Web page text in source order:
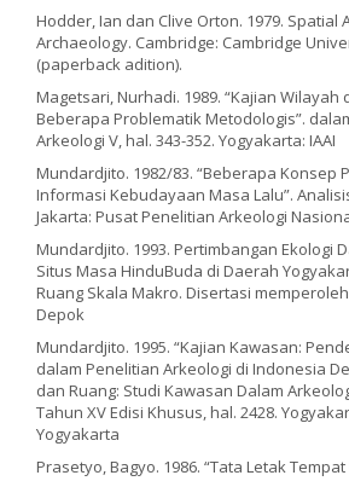
Hodder, Ian dan Clive Orton. 1979. Spatial
Archaeology. Cambridge: Cambridge
(paperback adition).
Magetsari, Nurhadi. 1989. “Kajian Wilayah
Beberapa Problematik Metodologis”.
Arkeologi V, hal. 343-352. Yogyakarta: IAAI
Mundardjito. 1982/83. “Beberapa Konsep
Informasi Kebudayaan Masa Lalu”.
Jakarta: Pusat Penelitian Arkeologi
Mundardjito. 1993. Pertimbangan Ekologi
Situs Masa HinduBuda di Daerah
Ruang Skala Makro. Disertasi
Depok
Mundardjito. 1995. “Kajian Kawasan:
dalam Penelitian Arkeologi di Indonesia
dan Ruang: Studi Kawasan Dalam
Tahun XV Edisi Khusus, hal. 2428.
Yogyakarta
Prasetyo, Bagyo. 1986. “Tata Letak